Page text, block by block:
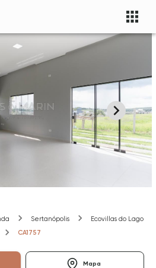
Sertanópolis
Ecovillas do Lago
CA1757
Mapa